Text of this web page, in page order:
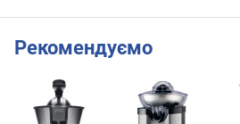
Рекомендуємо